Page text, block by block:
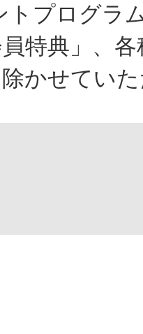
トプログラ
特典」、
かせてい